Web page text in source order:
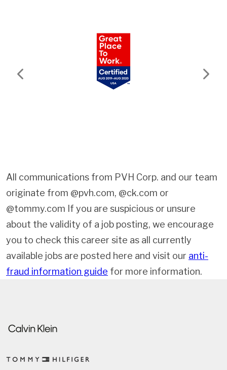
Previous Next
All communications from PVH Corp. and our team
originate from @pvh.com, @ck.com or
@tommy.com If you are suspicious or unsure
about the validity of a job posting, we encourage
you to check this career site as all currently
available jobs are posted here and visit our anti-
fraud information guide for more information.